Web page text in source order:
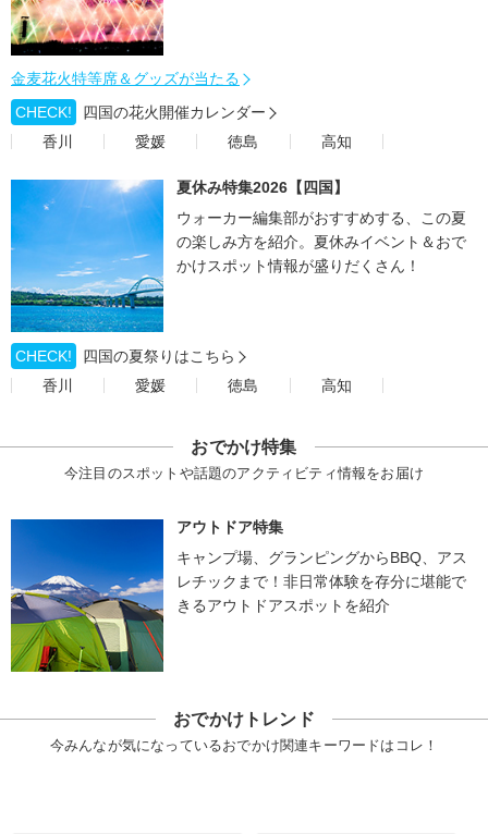
金麦花火特等席＆グッズが当たる
CHECK!
四国の花火開催カレンダー
香川
愛媛 徳島 高知
夏休み特集2026【四国】
ウォーカー編集部がおすすめする、この夏
の楽しみ方を紹介。夏休みイベント＆おで
かけスポット情報が盛りだくさん！
CHECK!
四国の夏祭りはこちら
香川
愛媛 徳島 高知
おでかけ特集
今注目のスポットや話題のアクティビティ情報をお届け
アウトドア特集
キャンプ場、グランピングからBBQ、アス
レチックまで！非日常体験を存分に堪能で
きるアウトドアスポットを紹介
おでかけトレンド
今みんなが気になっているおでかけ関連キーワードはコレ！